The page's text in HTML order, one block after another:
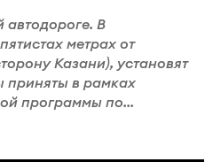
автодороге. В
метрах от
Казани), установят
приняты в рамках
программы по...